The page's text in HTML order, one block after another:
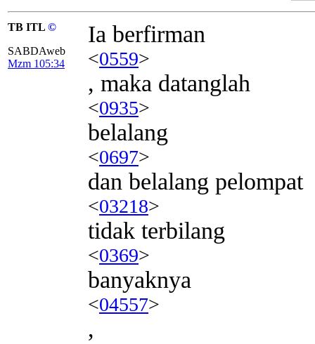
TB ITL ©
SABDAweb
Mzm 105:34
Ia berfirman
<0559>
, maka datanglah
<0935>
belalang
<0697>
dan belalang pelompat
<03218>
tidak terbilang
<0369>
banyaknya
<04557>
,